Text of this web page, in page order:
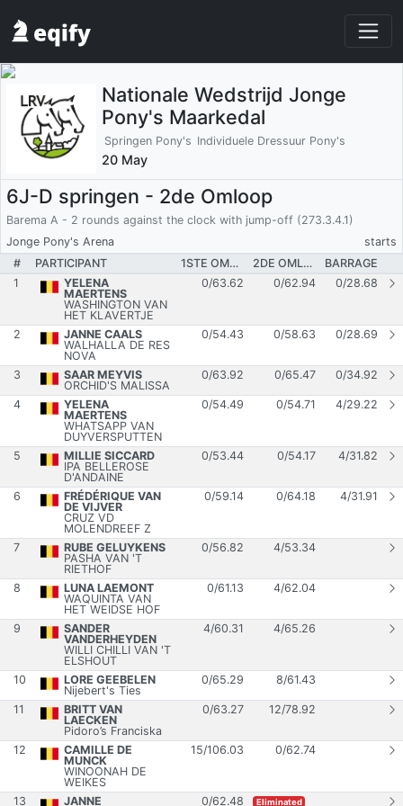
Nationale Wedstrijd Jonge
Pony's Maarkedal
Springen Pony's Individuele Dressuur Pony's
20 May
6J-D springen - 2de Omloop
Barema A - 2 rounds against the clock with jump-off (273.3.4.1)
Jonge Pony's Arena
starts
#
PARTICIPANT 1STE OMLOOP 2DE OMLOOP
BARRAGE
1
YELENA
MAERTENS
WASHINGTON VAN
HET KLAVERTJE
0/63.62 0/62.94 0/28.68
2
JANNE CAALS
WALHALLA DE RES
NOVA
0/54.43 0/58.63 0/28.69
3
SAAR MEYVIS
ORCHID'S MALISSA
0/63.92 0/65.47 0/34.92
4
YELENA
MAERTENS
WHATSAPP VAN
DUYVERSPUTTEN
0/54.49 0/54.71 4/29.22
5
MILLIE SICCARD
IPA BELLEROSE
D'ANDAINE
0/53.44 0/54.17 4/31.82
6
FRÉDÉRIQUE VAN
DE VIJVER
CRUZ VD
MOLENDREEF Z
0/59.14 0/64.18 4/31.91
7
RUBE GELUYKENS
PASHA VAN 'T
RIETHOF
0/56.82 4/53.34
8
LUNA LAEMONT
WAQUINTA VAN
HET WEIDSE HOF
0/61.13 4/62.04
9
SANDER
VANDERHEYDEN
WILLI CHILLI VAN 'T
ELSHOUT
4/60.31 4/65.26
10
LORE GEEBELEN
Nijebert's Ties
0/65.29 8/61.43
11
BRITT VAN
LAECKEN
Pidoro’s Franciska
0/63.27 12/78.92
12
CAMILLE DE
MUNCK
WINOONAH DE
WEIKES
15/106.03 0/62.74
13
JANNE
0/62.48 Eliminated